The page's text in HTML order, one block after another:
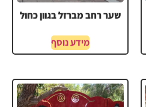
שער רחב מברזל בגוון כחול
מידע נוסף